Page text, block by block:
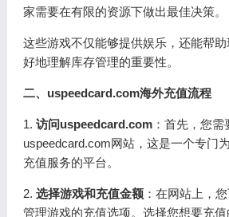
家需要在有限的资源下做出最佳决策。
这些游戏不仅能够提供娱乐，还能帮
好地理解库存管理的重要性。
二、uspeedcard.com海外充值流程
1. 访问uspeedcard.com：首先，您需
uspeedcard.com网站，这是一个专门
充值服务的平台。
2. 选择游戏和充值金额：在网站上，
管理游戏的充值选项。选择您想要充